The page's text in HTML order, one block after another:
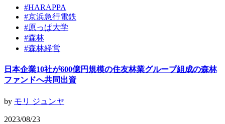
#HARAPPA
#京浜急行電鉄
#原っぱ大学
#森林
#森林経営
日本企業10社が600億円規模の住友林業グループ組成の森林
ファンドへ共同出資
by モリ ジュンヤ
2023/08/23